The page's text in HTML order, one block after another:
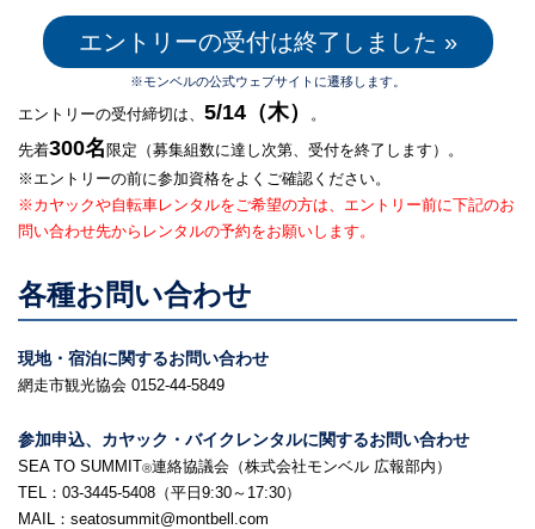
エントリーの受付は終了しました »
※モンベルの公式ウェブサイトに遷移します。
エントリーの受付締切は、 5/14（木）
。
先着300名 限定（募集組数に達し次第、受付を終了します）。
※エントリーの前に参加資格をよくご確認ください。
※カヤックや自転車レンタルをご希望の方は、エントリー前に下記のお
問い合わせ先からレンタルの予約をお願いします。
各種お問い合わせ
現地・宿泊に関するお問い合わせ
網走市観光協会 0152-44-5849
参加申込、カヤック・バイクレンタルに関するお問い合わせ
SEA TO SUMMITⓇ連絡協議会（株式会社モンベル 広報部内）
TEL：03-3445-5408（平日9:30～17:30）
MAIL：seatosummit@montbell.com